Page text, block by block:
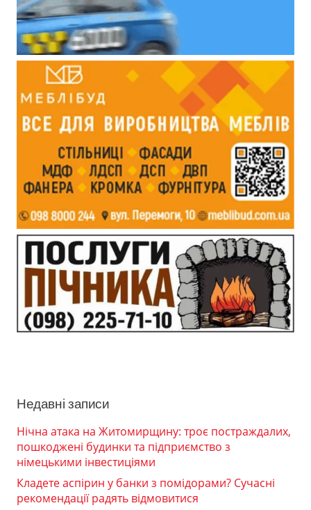
Недавні записи
Нічна атака на Житомирщину: троє постраждалих,
пошкоджені будинки та підприємство з
німецькими інвестиціями
Кладете аспірин у банки з помідорами? Сучасні
рекомендації радять відмовитися